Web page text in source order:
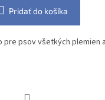
Pridať do košíka
pre psov všetkých plemien